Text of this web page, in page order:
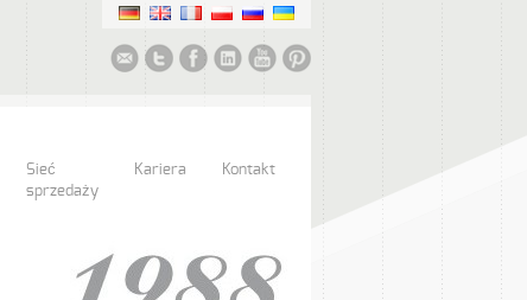
Sieć
sprzedaży
Kariera Kontakt